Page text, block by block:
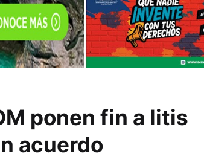
ponen fin a litis
acuerdo